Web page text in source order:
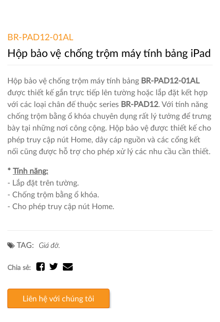
BR-PAD12-01AL
Hộp bảo vệ chống trộm máy tính bảng iPad
Hộp bảo vệ chống trộm máy tính bảng BR-PAD12-01AL
được thiết kế gắn trực tiếp lên tường hoặc lắp đặt kết hợp
với các loại chân đế thuộc series BR-PAD12. Với tính năng
chống trộm bằng ổ khóa chuyên dụng rất lý tưởng để trưng
bày tại những nơi công cộng. Hộp bảo vệ được thiết kế cho
phép truy cập nút Home, dây cáp nguồn và các cổng kết
nối cũng được hỗ trợ cho phép xử lý các nhu cầu cần thiết.
* Tính năng:
- Lắp đặt trên tường.
- Chống trộm bằng ổ khóa.
- Cho phép truy cập nút Home.
TAG: Giá đỡ.
Chia sẻ:
Liên hệ với chúng tôi